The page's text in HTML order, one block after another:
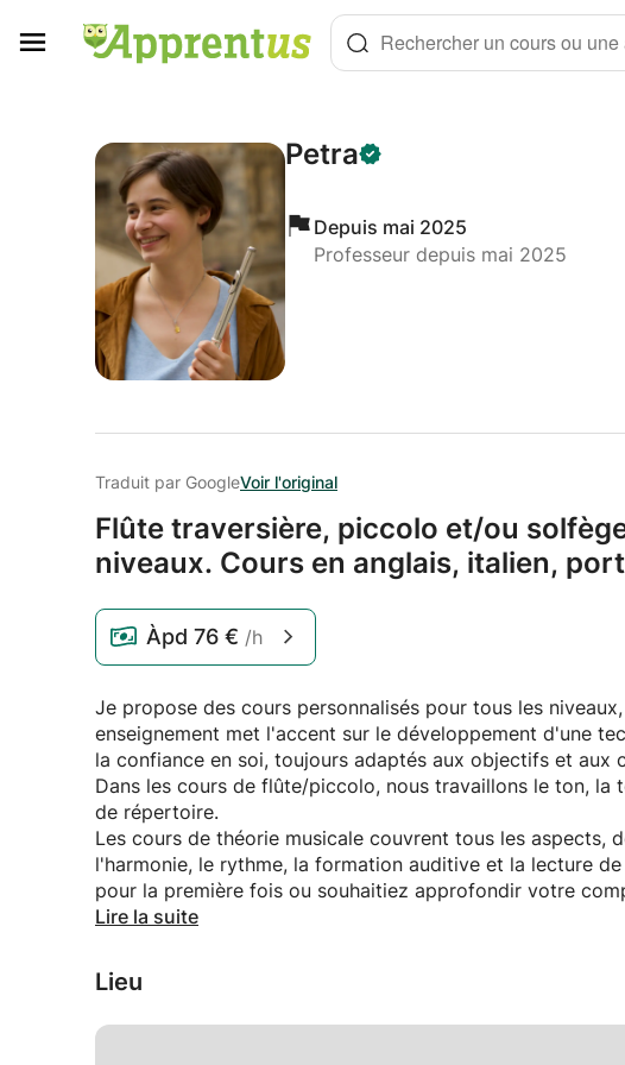
Rechercher un cours ou
Petra
Depuis mai 2025
Professeur depuis mai 2025
Traduit par GoogleVoir l'original
Flûte traversière, piccolo et/ou
niveaux. Cours en anglais, italien,
Àpd 76 € /h
Je propose des cours personnalisés pour tous les
enseignement met l'accent sur le développement d'une
la confiance en soi, toujours adaptés aux objectifs et aux
Dans les cours de flûte/piccolo, nous travaillons le ton, la
de répertoire.
Les cours de théorie musicale couvrent tous les aspects,
l'harmonie, le rythme, la formation auditive et la lecture
pour la première fois ou souhaitiez approfondir votre
vous accompagner et vous inspirer.
concentré mais agréable.
Lire la suite
Lieu